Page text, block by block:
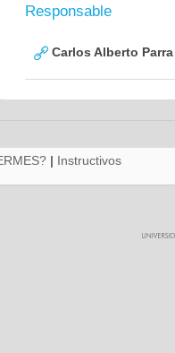
Responsable
Carlos Alberto
| Instructivos